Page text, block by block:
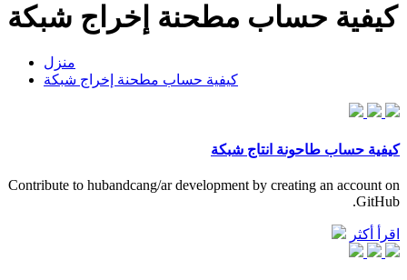
كيفية حساب مطحنة إخراج شبكة
منزل
كيفية حساب مطحنة إخراج شبكة
كيفية حساب طاحونة انتاج شبكة
Contribute to hubandcang/ar development by creating an account on
GitHub.
اقرأ أكثر